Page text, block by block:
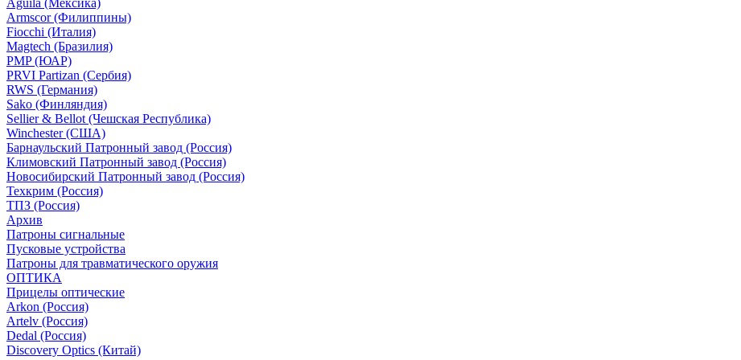
Aguila (Мексика)
Armscor (Филиппины)
Fiocchi (Италия)
Magtech (Бразилия)
PMP (ЮАР)
PRVI Partizan (Сербия)
RWS (Германия)
Sako (Финляндия)
Sellier & Bellot (Чешская Республика)
Winchester (США)
Барнаульский Патронный завод (Россия)
Климовский Патронный завод (Россия)
Новосибирский Патронный завод (Россия)
Техкрим (Россия)
ТПЗ (Россия)
Архив
Патроны сигнальные
Пусковые устройства
Патроны для травматического оружия
ОПТИКА
Прицелы оптические
Arkon (Россия)
Artelv (Россия)
Dedal (Россия)
Discovery Optics (Китай)